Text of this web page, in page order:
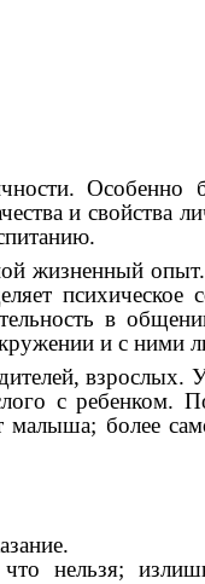
Особенно
и свойства
жизненный
психическое
в
и с ними
взрослых.
с ребенком.
малыша; более
нельзя;